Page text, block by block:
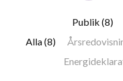
Publik (8)
Alla (8)